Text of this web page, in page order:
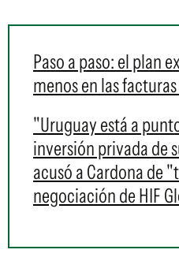
Paso a paso: el plan
menos en las facturas
"Uruguay está a
inversión privada de
acusó a Cardona de
negociación de HIF